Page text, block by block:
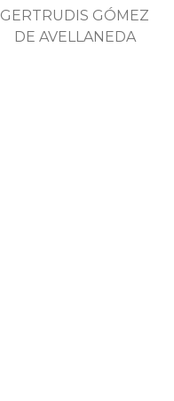
GERTRUDIS GÓMEZ
DE AVELLANEDA